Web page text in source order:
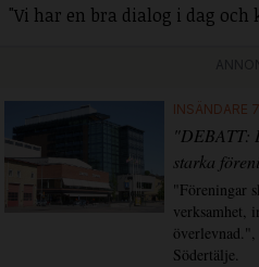
"Vi har en bra dialog i dag
INSÄNDARE
"DEBATT:
starka
"Föreningar
verksamhet,
Södertälje.